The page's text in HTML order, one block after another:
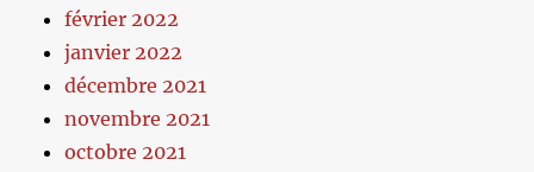
février 2022
janvier 2022
décembre 2021
novembre 2021
octobre 2021